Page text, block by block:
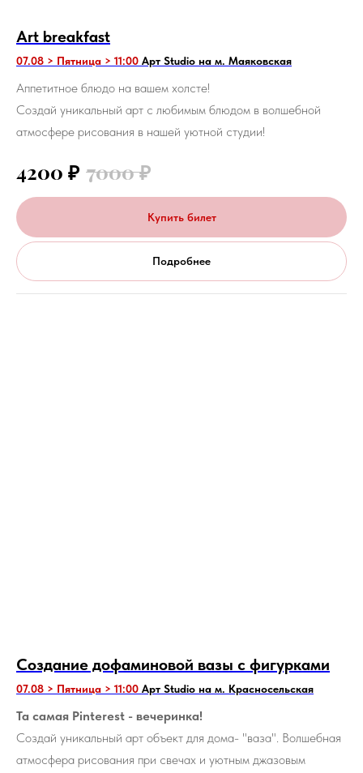
Art breakfast
07.08 > Пятница > 11:00 Арт Studio на м. Маяковская
Аппетитное блюдо на вашем холсте!
Создай уникальный арт с любимым блюдом в волшебной
атмосфере рисования в нашей уютной студии!
4200 ₽ 7000₽
Купить билет
Подробнее
Создание дофаминовой вазы с фигурками
07.08 > Пятница > 11:00 Арт Studio на м. Красносельская
Та самая Pinterest - вечеринка!
Создай уникальный арт объект для дома- "ваза". Волшебная
атмосфера рисования при свечах и уютным джазовым